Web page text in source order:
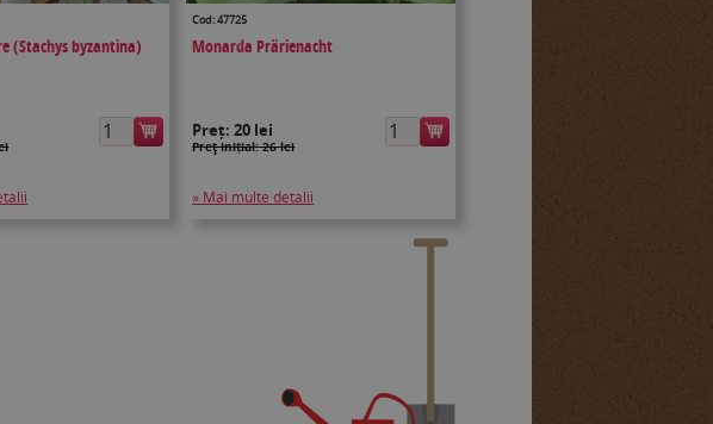
(Stachys byzantina)
Cod: 47725
Monarda Prärienacht
Preț:20 lei
Preţ inițial: 26 lei
» Mai multe detalii